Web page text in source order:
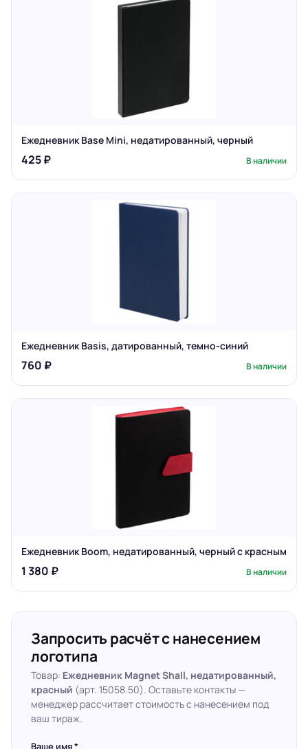
Ежедневник Base Mini, недатированный, черный
425 ₽ В наличии
Ежедневник Basis, датированный, темно-синий
760 ₽ В наличии
Ежедневник Boom, недатированный, черный с красным
1 380 ₽ В наличии
Запросить расчёт с нанесением
логотипа
Товар: Ежедневник Magnet Shall, недатированный,
красный (арт. 15058.50). Оставьте контакты —
менеджер рассчитает стоимость с нанесением под
ваш тираж.
Ваше имя *